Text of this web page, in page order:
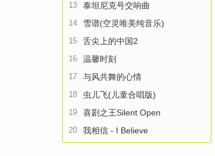
13 泰坦尼克号交响曲
14 雪谱(空灵唯美纯音乐)
15 舌尖上的中国2
16 温馨时刻
17 与风共舞的心情
18 虫儿飞(儿童合唱版)
19 喜剧之王Silent Open
20 我相信 - I Believe